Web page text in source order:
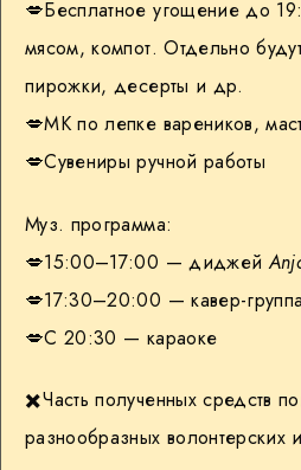
💋Бесплатное угощение до
мясом, компот. Отдельно
пирожки, десерты и др.
💋МК по лепке вареников,
💋Сувениры ручной работы
Муз. программа:
💋15:00–17:00 — диджей
💋17:30–20:00 — кавер-группа
💋С 20:30 — караоке
✖️Часть полученных средств
разнообразных волонтерских